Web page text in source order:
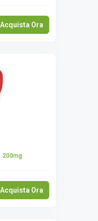
Acquista Ora
200mg
Acquista Ora